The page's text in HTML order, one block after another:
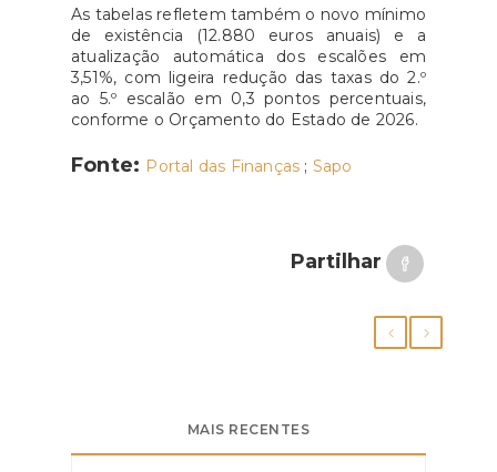
As tabelas refletem também o novo mínimo
de existência (12.880 euros anuais) e a
atualização automática dos escalões em
3,51%, com ligeira redução das taxas do 2.º
ao 5.º escalão em 0,3 pontos percentuais,
conforme o Orçamento do Estado de 2026.
Fonte: Portal das Finanças ; Sapo
Partilhar
MAIS RECENTES